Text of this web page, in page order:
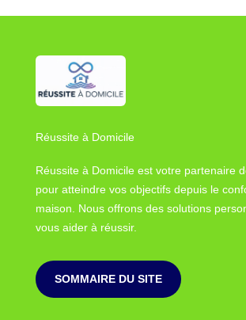
Réussite à Domicile
Réussite à Domicile est votre partenaire
pour atteindre vos objectifs depuis le
maison. Nous offrons des solutions
vous aider à réussir.
SOMMAIRE DU SITE